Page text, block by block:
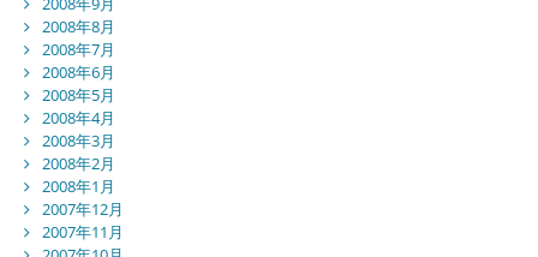
2008年8月
2008年7月
2008年6月
2008年5月
2008年4月
2008年3月
2008年2月
2008年1月
2007年12月
2007年11月